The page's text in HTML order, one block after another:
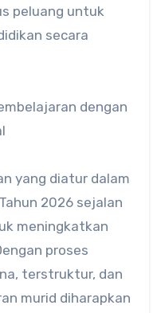
peluang untuk
secara
dengan
yang diatur dalam
2026 sejalan
meningkatkan
proses
terstruktur, dan
murid diharapkan